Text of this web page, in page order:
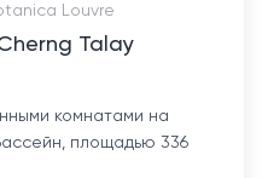
Louvre
Talay
комнатами на
площадью 336